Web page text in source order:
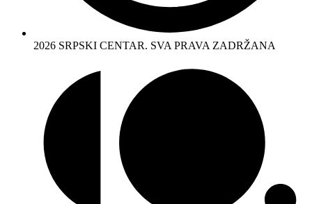
2026 SRPSKI CENTAR. SVA PRAVA ZADRŽANA